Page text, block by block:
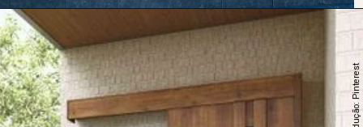
Reprodução: Pinterest